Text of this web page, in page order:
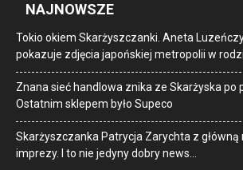
NAJNOWSZE
Tokio okiem Skarżyszczanki. Aneta
pokazuje zdjęcia japońskiej metropolii w
Znana sieć handlowa znika ze Skarżyska po
Ostatnim sklepem było Supeco
Skarżyszczanka Patrycja Zarychta z główną
imprezy. I to nie jedyny dobry news…